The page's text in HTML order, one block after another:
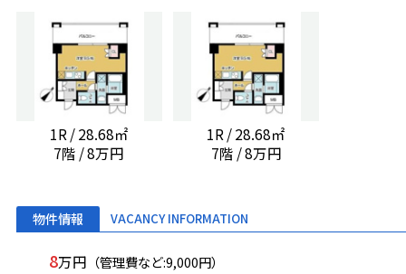
1R / 28.68㎡
7階 / 8万円
1R / 28.68㎡
7階 / 8万円
物件情報 VACANCY INFORMATION
8万円 （管理費など:9,000円）